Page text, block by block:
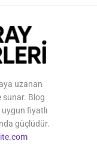
uzanan
sunar. Blog
uygun fiyatlı
güçlüdür.